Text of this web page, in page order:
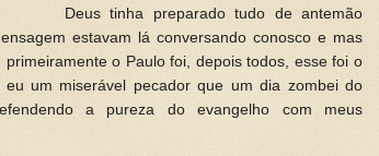
Deus tinha preparado tudo de antemão
estavam lá conversando conosco e mas
o Paulo foi, depois todos, esse foi o
um miserável pecador que um dia zombei do
a pureza do evangelho com meus